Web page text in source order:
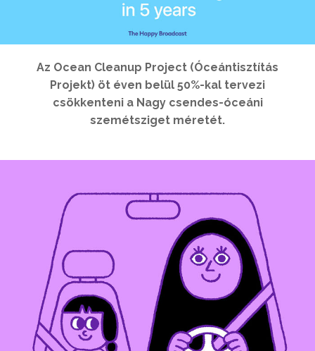
Az Ocean Cleanup Project (Óceántisztítás
Projekt) öt éven belül 50%-kal tervezi
csökkenteni a Nagy csendes-óceáni
szemétsziget méretét.